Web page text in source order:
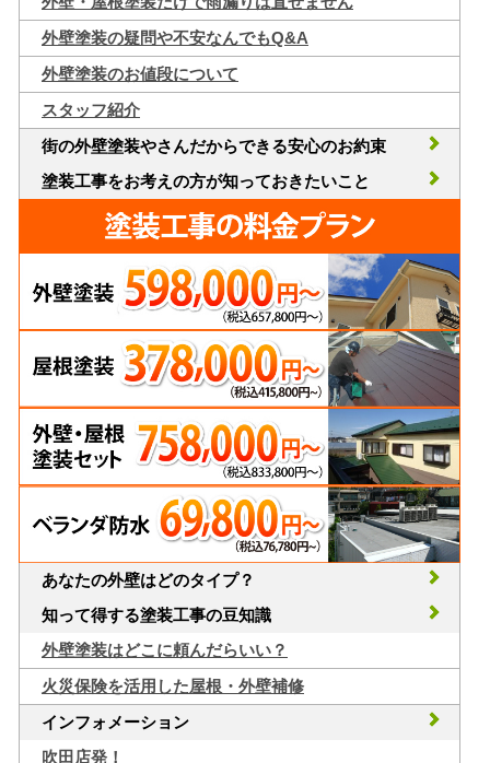
外壁塗装の疑問や不安なんでもQ&A
外壁塗装のお値段について
スタッフ紹介
街の外壁塗装やさんだからできる安心のお約束
塗装工事をお考えの方が知っておきたいこと
あなたの外壁はどのタイプ？
知って得する塗装工事の豆知識
外壁塗装はどこに頼んだらいい？
火災保険を活用した屋根・外壁補修
インフォメーション
吹田店発！